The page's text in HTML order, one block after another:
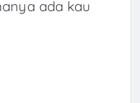
ada kau